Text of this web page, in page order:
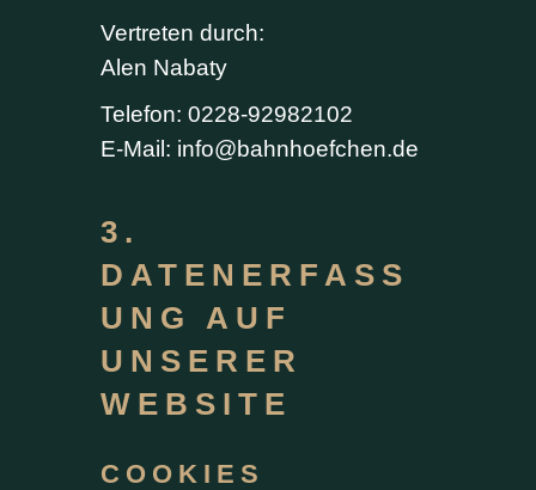
Vertreten durch:
Alen Nabaty
Telefon: 0228-92982102
E-Mail: info@bahnhoefchen.de
3.
DATENERFASS
UNG AUF
UNSERER
WEBSITE
COOKIES